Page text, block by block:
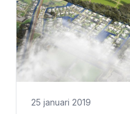
25 januari 2019